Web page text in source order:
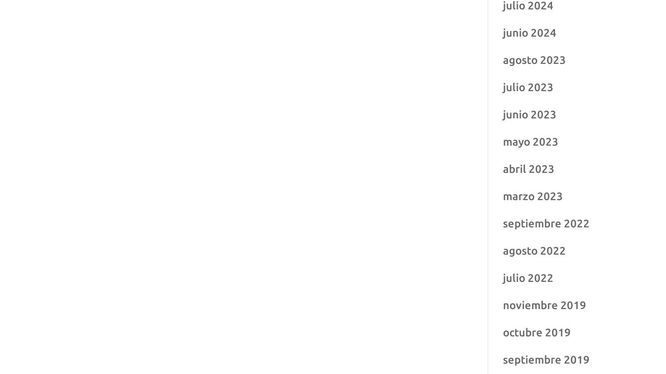
julio 2024
junio 2024
agosto 2023
julio 2023
junio 2023
mayo 2023
abril 2023
marzo 2023
septiembre 2022
agosto 2022
julio 2022
noviembre 2019
octubre 2019
septiembre 2019